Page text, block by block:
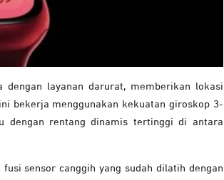
dengan layanan darurat, memberikan lokasi
bekerja menggunakan kekuatan giroskop 3-
dengan rentang dinamis tertinggi di antara
sensor canggih yang sudah dilatih dengan